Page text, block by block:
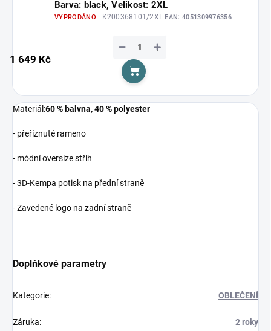
Barva: black, Velikost: 2XL
VYPRODÁNO | K200368101/2XLEAN: 4051309976356
1 649 Kč
+
−
Do košíku
Materiál:60 % balvna, 40 % polyester
- přeříznuté rameno
- módní oversize střih
- 3D-Kempa potisk na přední straně
- Zavedené logo na zadní straně
Doplňkové parametry
Kategorie: OBLEČENÍ
Záruka: 2 roky